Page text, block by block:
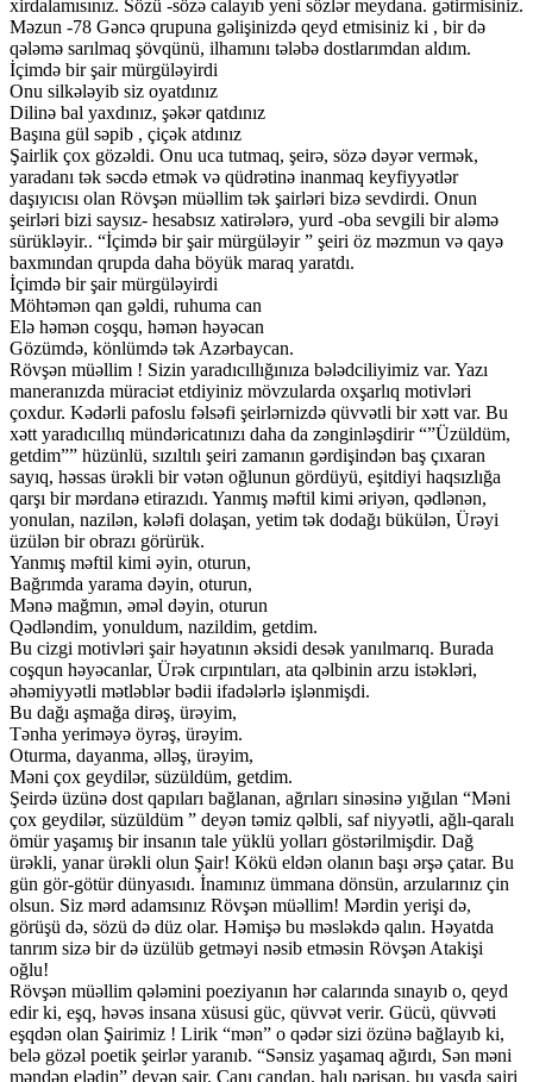
xirdalamısınız. Sözü -sözə calayıb yeni sözlər meydana. gətirmisiniz.
Məzun -78 Gəncə qrupuna gəlişinizdə qeyd etmisiniz ki , bir də
qələmə sarılmaq şövqünü, ilhamını tələbə dostlarımdan aldım.
İçimdə bir şair mürgüləyirdi
Onu silkələyib siz oyatdınız
Dilinə bal yaxdınız, şəkər qatdınız
Başına gül səpib , çiçək atdınız
Şairlik çox gözəldi. Onu uca tutmaq, şeirə, sözə dəyər vermək,
yaradanı tək səcdə etmək və qüdrətinə inanmaq keyfiyyətlər
daşıyıcısı olan Rövşən müəllim tək şairləri bizə sevdirdi. Onun
şeirləri bizi saysız- hesabsız xatirələrə, yurd -oba sevgili bir aləmə
sürükləyir.. “İçimdə bir şair mürgüləyir ” şeiri öz məzmun və qayə
baxmından qrupda daha böyük maraq yaratdı.
İçimdə bir şair mürgüləyirdi
Möhtəmən qan gəldi, ruhuma can
Elə həmən coşqu, həmən həyəcan
Gözümdə, könlümdə tək Azərbaycan.
Rövşən müəllim ! Sizin yaradıcıllığınıza bələdciliyimiz var. Yazı
maneranızda müraciət etdiyiniz mövzularda oxşarlıq motivləri
çoxdur. Kədərli pafoslu fəlsəfi şeirlərnizdə qüvvətli bir xətt var. Bu
xətt yaradıcıllıq mündəricatınızı daha da zənginləşdirir “”Üzüldüm,
getdim”” hüzünlü, sızıltılı şeiri zamanın gərdişindən baş çıxaran
sayıq, həssas ürəkli bir vətən oğlunun gördüyü, eşitdiyi haqsızlığa
qarşı bir mərdanə etirazıdı. Yanmış məftil kimi əriyən, qədlənən,
yonulan, nazilən, kələfi dolaşan, yetim tək dodağı bükülən, Ürəyi
üzülən bir obrazı görürük.
Yanmış məftil kimi əyin, oturun,
Bağrımda yarama dəyin, oturun,
Mənə mağmın, əməl dəyin, oturun
Qədləndim, yonuldum, nazildim, getdim.
Bu cizgi motivləri şair həyatının əksidi desək yanılmarıq. Burada
coşqun həyəcanlar, Ürək cırpıntıları, ata qəlbinin arzu istəkləri,
əhəmiyyətli mətləblər bədii ifadələrlə işlənmişdi.
Bu dağı aşmağa dirəş, ürəyim,
Tənha yeriməyə öyrəş, ürəyim.
Oturma, dayanma, əlləş, ürəyim,
Məni çox geydilər, süzüldüm, getdim.
Şeirdə üzünə dost qapıları bağlanan, ağrıları sinəsinə yığılan “Məni
çox geydilər, süzüldüm ” deyən təmiz qəlbli, saf niyyətli, ağlı-qaralı
ömür yaşamış bir insanın tale yüklü yolları göstərilmişdir. Dağ
ürəkli, yanar ürəkli olun Şair! Kökü eldən olanın başı ərşə çatar. Bu
gün gör-götür dünyasıdı. İnamınız ümmana dönsün, arzularınız çin
olsun. Siz mərd adamsınız Rövşən müəllim! Mərdin yerişi də,
görüşü də, sözü də düz olar. Həmişə bu məsləkdə qalın. Həyatda
tanrım sizə bir də üzülüb getməyi nəsib etməsin Rövşən Atakişi
oğlu!
Rövşən müəllim qələmini poeziyanın hər calarında sınayıb o, qeyd
edir ki, eşq, həvəs insana xüsusi güc, qüvvət verir. Gücü, qüvvəti
eşqdən olan Şairimiz ! Lirik “mən” o qədər sizi özünə bağlayıb ki,
belə gözəl poetik şeirlər yaranıb. “Sənsiz yaşamaq ağırdı, Sən məni
məndən elədin” deyən şair. Canı candan, halı pərişan, bu yaşda şairi